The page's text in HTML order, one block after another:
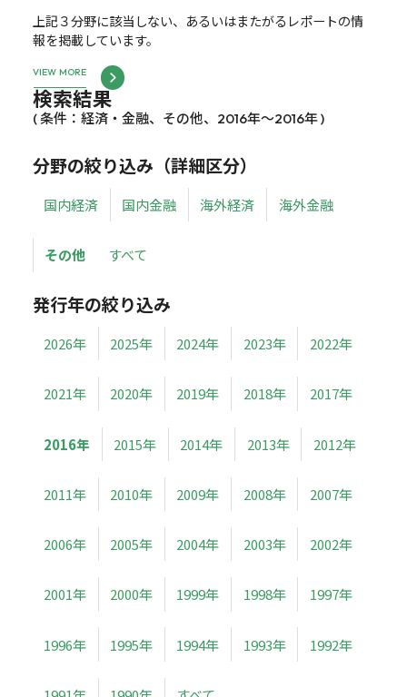
上記３分野に該当しない、あるいはまたがるレポートの情
報を掲載しています。
VIEW MORE
検索結果
( 条件：経済・金融、その他、2016年～2016年 )
分野の絞り込み（詳細区分）
国内経済 国内金融 海外経済 海外金融
その他 すべて
発行年の絞り込み
2026年 2025年 2024年 2023年 2022年
2021年 2020年 2019年 2018年 2017年
2016年 2015年 2014年 2013年 2012年
2011年 2010年 2009年 2008年 2007年
2006年 2005年 2004年 2003年 2002年
2001年 2000年 1999年 1998年 1997年
1996年 1995年 1994年 1993年 1992年